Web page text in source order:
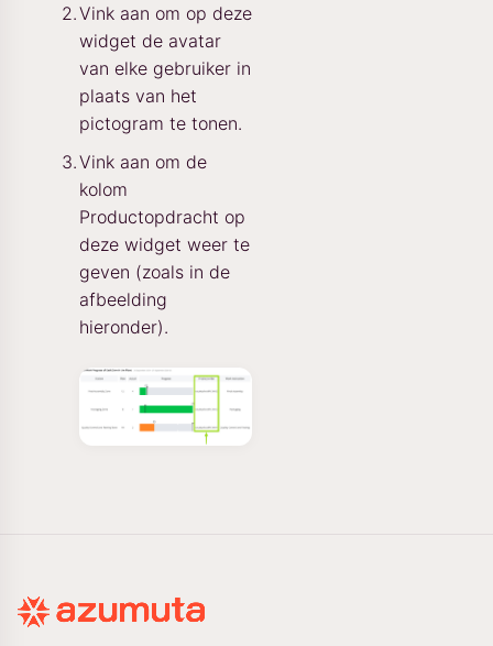
Vink aan om op deze
widget de avatar
van elke gebruiker in
plaats van het
pictogram te tonen.
Vink aan om de
kolom
Productopdracht op
deze widget weer te
geven (zoals in de
afbeelding
hieronder).